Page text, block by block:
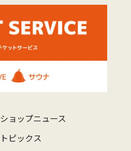
ショップニュース
トピックス